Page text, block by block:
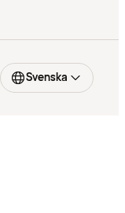
Svenska